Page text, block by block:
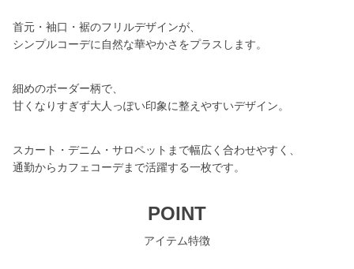
首元・袖口・裾のフリルデザインが、
シンプルコーデに自然な華やかさをプラスします。
細めのボーダー柄で、
甘くなりすぎず大人っぽい印象に整えやすいデザイン。
スカート・デニム・サロペットまで幅広く合わせやすく、
通勤からカフェコーデまで活躍する一枚です。
POINT
アイテム特徴